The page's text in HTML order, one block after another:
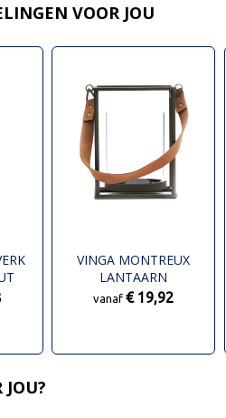
VOOR JOU
VINGA MONTREUX
LANTAARN
vanaf€ 19,92
JOU?